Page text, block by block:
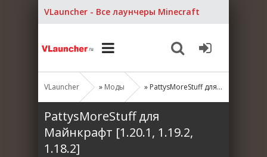
VLauncher - Все лаунчеры Minecraft
VLauncher » Моды » PattysMoreStuff для Майнкрафт [1.20.1, 1.19.2, 1.18.2]
PattysMoreStuff для
Майнкрафт [1.20.1, 1.19.2,
1.18.2]